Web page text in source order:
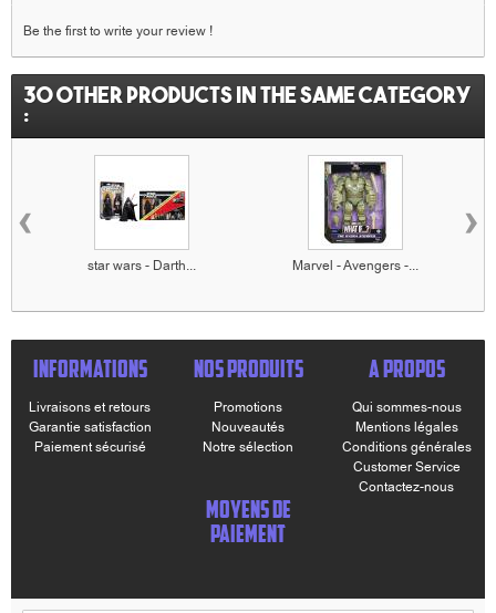
Be the first to write your review !
30 other products in the same category
:
star wars - Darth... Marvel - Avengers -...
‹ ›
INFORMATIONS
Livraisons et retours
Garantie satisfaction
Paiement sécurisé
NOS PRODUITS
Promotions
Nouveautés
Notre sélection
A PROPOS
Qui sommes-nous
Mentions légales
Conditions générales
Customer Service
Contactez-nous
MOYENS DE
PAIEMENT